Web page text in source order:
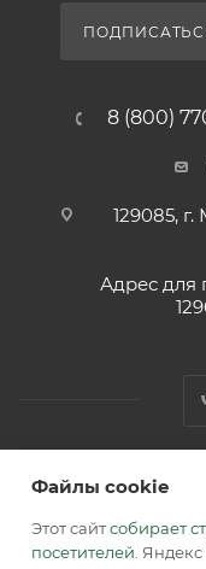
8 (800)
129085,
Адрес для
2026 ©
информация,
информационный
Файлы cookie
Этот сайтсобирает
посетителей .